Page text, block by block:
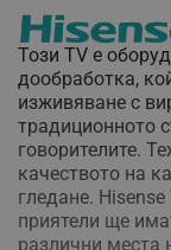
Този TV е
дообработка,
изживяване с
традиционното
говорителите.
качеството на
гледане.
приятели ще
различни места